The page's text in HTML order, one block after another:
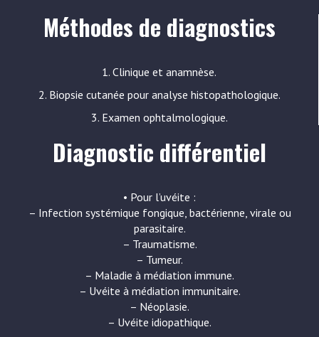
Méthodes de diagnostics
1. Clinique et anamnèse.
2. Biopsie cutanée pour analyse histopathologique.
3. Examen ophtalmologique.
Diagnostic différentiel
• Pour l’uvéite :
– Infection systémique fongique, bactérienne, virale ou
parasitaire.
– Traumatisme.
– Tumeur.
– Maladie à médiation immune.
– Uvéite à médiation immunitaire.
– Néoplasie.
– Uvéite idiopathique.